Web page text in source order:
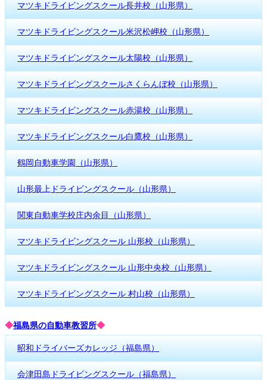
マツキドライビングスクール長井校（山形県）
マツキドライビングスクール米沢松岬校（山形県）
マツキドライビングスクール太陽校（山形県）
マツキドライビングスクールさくらんぼ校（山形県）
マツキドライビングスクール赤湯校（山形県）
マツキドライビングスクール白鷹校（山形県）
鶴岡自動車学園（山形県）
山形最上ドライビングスクール（山形県）
関東自動車学校庄内余目（山形県）
マツキドライビングスクール 山形校（山形県）
マツキドライビングスクール 山形中央校（山形県）
マツキドライビングスクール 村山校（山形県）
◆福島県の自動車教習所◆
昭和ドライバーズカレッジ（福島県）
会津田島ドライビングスクール（福島県）